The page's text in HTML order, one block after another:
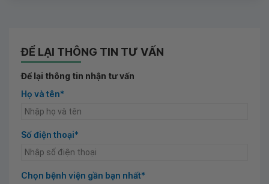
ĐỂ LẠI THÔNG TIN TƯ VẤN
Để lại thông tin nhận tư vấn
Họ và tên*
Số điện thoại*
Chọn bệnh viện gần bạn nhất*